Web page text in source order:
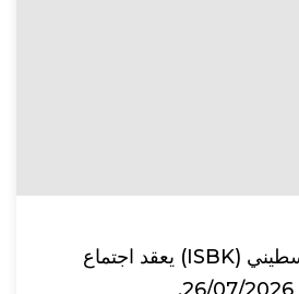
البنك الإسلامي الفلسطيني (ISBK) يعقد اجتماع